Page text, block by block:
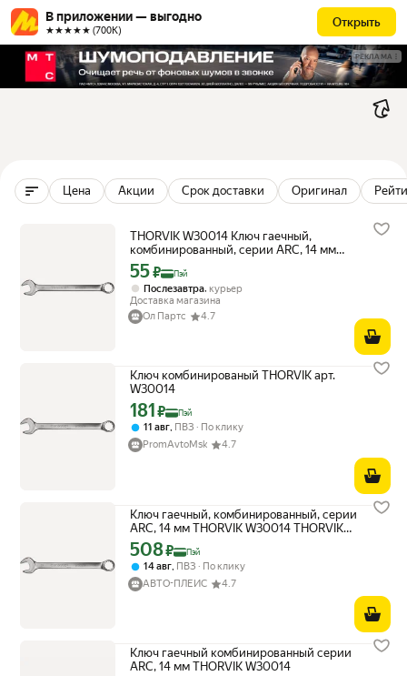
В приложении — выгодно
★★★★★ (700К)
Открыть
РЕКЛАМА
Цена Акции Срок доставки Оригинал
THORVIK W30014 Ключ гаечный,
комбинированный, серии ARC, 14 мм
THORVIK W30014
Цена с картой Яндекс Пэй 55 ₽ вместо
55₽ Пэй
Послезавтра, курьер
Доставка магазина
Ол Партс
4.7
Ключ комбинированый THORVIK арт.
W30014
Цена с картой Яндекс Пэй 181 ₽ вместо
181₽ Пэй
11 авг, ПВЗ
По клику
PromAvtoMsk
4.7
Ключ гаечный, комбинированный, серии
ARC, 14 мм THORVIK W30014 THORVIK
арт. W30014
Цена с картой Яндекс Пэй 508 ₽ вместо
508₽ Пэй
14 авг ПВЗ
По клику
АВТО-ПЛЕЙС
4.7
Ключ гаечный комбинированный серии
ARC, 14 мм THORVIK W30014